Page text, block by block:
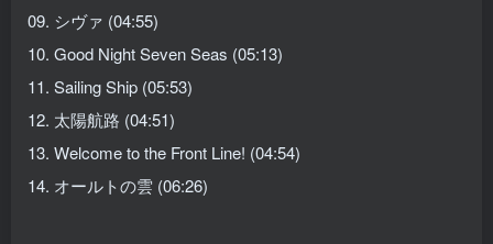
09. シヴァ (04:55)
10. Good Night Seven Seas (05:13)
11. Sailing Ship (05:53)
12. 太陽航路 (04:51)
13. Welcome to the Front Line! (04:54)
14. オールトの雲 (06:26)